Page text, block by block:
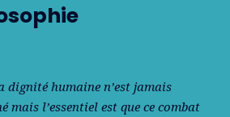
dignité humaine n’est jamais
mais l’essentiel est que ce combat